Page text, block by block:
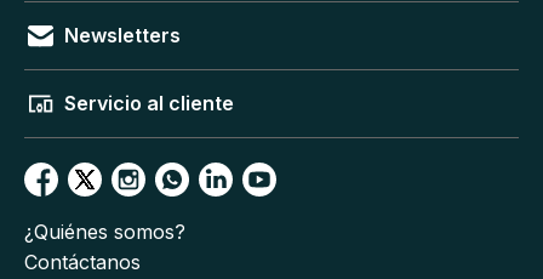
Newsletters
Servicio al cliente
¿Quiénes somos?
Contáctanos